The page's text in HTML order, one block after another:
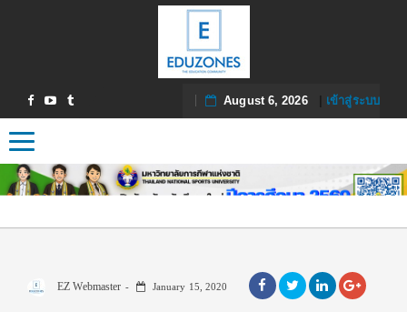
August 6, 2026| เข้าสู่ระบบ
Toggle navigation
EZ Webmaster January 15, 2020